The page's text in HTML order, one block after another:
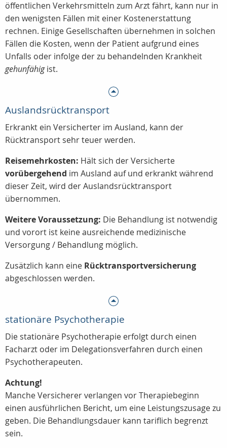
öffentlichen Verkehrsmitteln zum Arzt fährt, kann nur in
den wenigsten Fällen mit einer Kostenerstattung
rechnen. Einige Gesellschaften übernehmen in solchen
Fällen die Kosten, wenn der Patient aufgrund eines
Unfalls oder infolge der zu behandelnden Krankheit
gehunfähigist.
Auslandsrücktransport
Erkrankt ein Versicherter im Ausland, kann der
Rücktransport sehr teuer werden.
Reisemehrkosten: Hält sich der Versicherte
vorübergehend im Ausland auf und erkrankt während
dieser Zeit, wird der Auslandsrücktransport
übernommen.
Weitere Voraussetzung: Die Behandlung ist notwendig
und vorort ist keine ausreichende medizinische
Versorgung / Behandlung möglich.
Zusätzlich kann eine Rücktransportversicherung
abgeschlossen werden.
stationäre Psychotherapie
Die stationäre Psychotherapie erfolgt durch einen
Facharzt oder im Delegationsverfahren durch einen
Psychotherapeuten.
Achtung!
Manche Versicherer verlangen vor Therapiebeginn
einen ausführlichen Bericht, um eine Leistungszusage zu
geben. Die Behandlungsdauer kann tariflich begrenzt
sein.